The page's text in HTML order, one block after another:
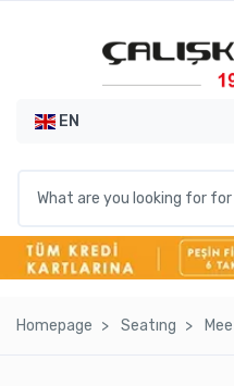
EN
Homepage Seatıng